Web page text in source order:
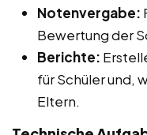
Notenvergabe:
Bewertung der
Berichte:
für Schüler und,
Eltern.